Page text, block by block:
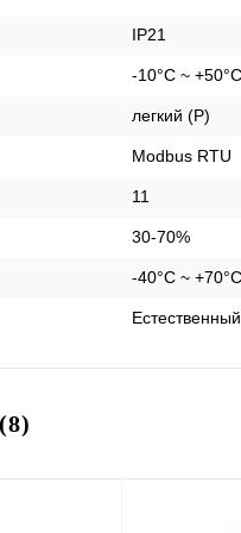
IP21
-10°C ~ +50°C
легкий (P)
Modbus RTU
11
30-70%
-40°C ~ +70°C
Естественный